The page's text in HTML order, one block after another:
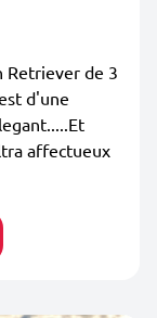
Retriever de 3
d'une
affectueux